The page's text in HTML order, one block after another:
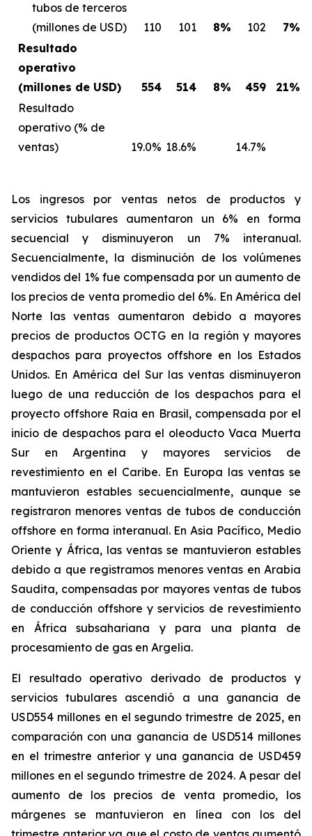
tubos de terceros
(millones de USD)
110 101 8% 102
7%
Resultado
operativo
(millones de USD)
554 514 8% 459
21%
Resultado
operativo (% de
ventas)
19.0% 18.6% 14.7%
Los ingresos por ventas netos de productos y
servicios tubularesaumentaron un 6% en forma
secuencial y disminuyeron un 7% interanual.
Secuencialmente, la disminución de los volúmenes
vendidos del 1% fue compensada por un aumento de
los precios de venta promedio del 6%. En América del
Norte las ventas aumentaron debido a mayores
precios de productos OCTG en la región y mayores
despachos para proyectos offshore en los Estados
Unidos. En América del Sur las ventas disminuyeron
luego de una reducción de los despachos para el
proyecto offshore Raia en Brasil, compensada por el
inicio de despachos para el oleoducto Vaca Muerta
Sur en Argentina y mayores servicios de
revestimiento en el Caribe. En Europa las ventas se
mantuvieron estables secuencialmente, aunque se
registraron menores ventas de tubos de conducción
offshore en forma interanual. En Asia Pacífico, Medio
Oriente y África, las ventas se mantuvieron estables
debido a que registramos menores ventas en Arabia
Saudita, compensadas por mayores ventas de tubos
de conducción offshore y servicios de revestimiento
en África subsahariana y para una planta de
procesamiento de gas en Argelia.
El resultado operativo derivado de productos y
servicios tubulares ascendió a una ganancia de
USD554 millones en el segundo trimestre de 2025, en
comparación con una ganancia de USD514 millones
en el trimestre anterior y una ganancia de USD459
millones en el segundo trimestre de 2024. A pesar del
aumento de los precios de venta promedio, los
márgenes se mantuvieron en línea con los del